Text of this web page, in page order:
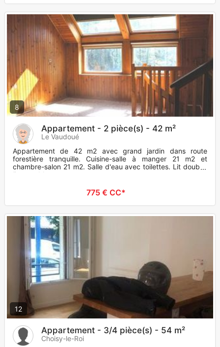
8
Appartement - 2 pièce(s) - 42 m²
Le Vaudoué
Appartement de 42 m2 avec grand jardin dans route
forestière tranquille. Cuisine-salle à manger 21 m2 et
chambre-salon 21 m2. Salle d'eau avec toilettes. Lit double,
linge, table e
775 € CC*
12
Appartement - 3/4 pièce(s) - 54 m²
Choisy-le-Roi